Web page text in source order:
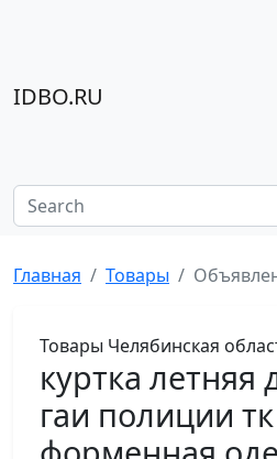
IDBO.RU
Главная Товары
Товары Челябинская
куртка летняя
гаи полиции